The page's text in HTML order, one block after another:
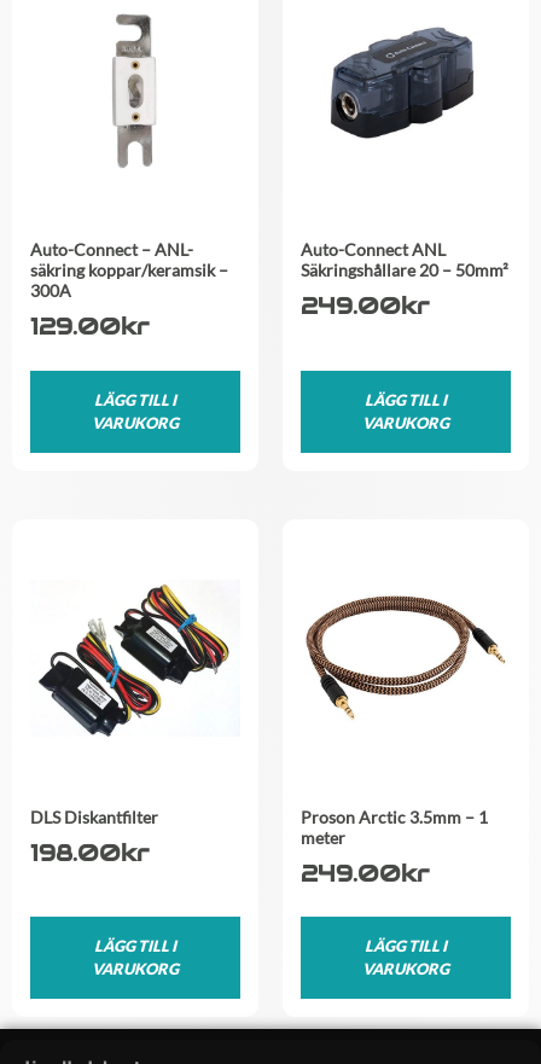
Auto-Connect – ANL-
säkring koppar/keramsik –
300A
129.00kr
LÄGG TILL I
VARUKORG
Auto-Connect ANL
Säkringshållare 20 – 50mm²
249.00kr
LÄGG TILL I
VARUKORG
DLS Diskantfilter
198.00kr
LÄGG TILL I
VARUKORG
Proson Arctic 3.5mm – 1
meter
249.00kr
LÄGG TILL I
VARUKORG